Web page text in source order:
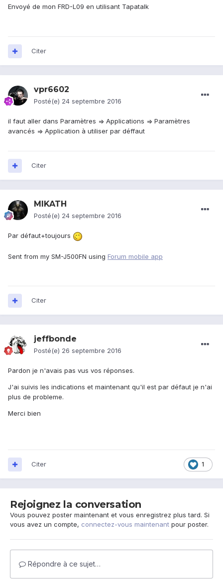
Envoyé de mon FRD-L09 en utilisant Tapatalk
Citer
vpr6602
Posté(e) 24 septembre 2016
il faut aller dans Paramètres => Applications => Paramètres
avancés => Application à utiliser par déffaut
Citer
MIKATH
Posté(e) 24 septembre 2016
Par défaut+toujours
Sent from my SM-J500FN using Forum mobile app
Citer
jeffbonde
Posté(e) 26 septembre 2016
Pardon je n'avais pas vus vos réponses.
J'ai suivis les indications et maintenant qu'il est par défaut je n'ai
plus de probleme.
Merci bien
1
Citer
Rejoignez la conversation
Vous pouvez poster maintenant et vous enregistrez plus tard. Si
vous avez un compte, connectez-vous maintenant pour poster.
Répondre à ce sujet…